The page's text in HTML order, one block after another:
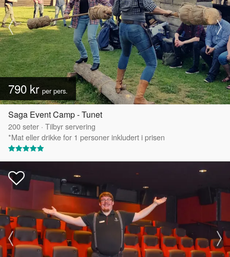
790 kr per pers.
Saga Event Camp - Tunet
200seter · Tilbyr servering
*Mat eller drikke for 1 personer inkludert i prisen